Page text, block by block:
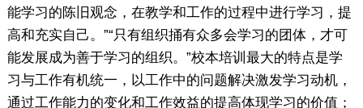
能学习的陈旧观念，在教学和工作的过程中进行学习，提
高和充实自己。”“只有组织捅有众多会学习的团体，才可
能发展成为善于学习的组织。”校本培训最大的特点是学
习与工作有机统一，以工作中的问题解决激发学习动机，
通过工作能力的变化和工作效益的提高体现学习的价值；